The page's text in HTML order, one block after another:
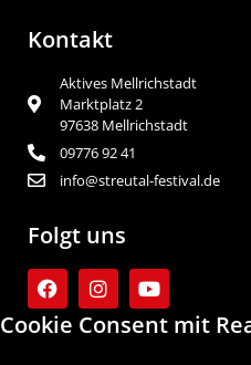
Kontakt
Aktives Mellrichstadt
Marktplatz 2
97638 Mellrichstadt
09776 92 41
info@streutal-festival.de
Folgt uns
Cookie Consent mit